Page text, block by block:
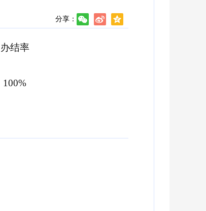
分享：
办结率
100%